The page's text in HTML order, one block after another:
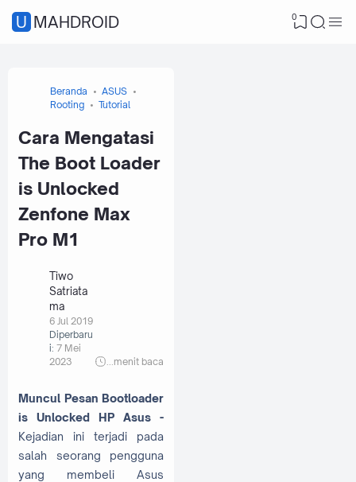
UMAHDROID 0
Beranda
ASUS
Rooting
Tutorial
Cara Mengatasi
The Boot Loader
is Unlocked
Zenfone Max
Pro M1
Tiwo
Satriata
ma
6 Jul 2019
Diperbaru
i: 7 Mei
2023
menit baca
Muncul Pesan Bootloader
is Unlocked HP Asus -
Kejadian ini terjadi pada
salah seorang pengguna
yang membeli Asus